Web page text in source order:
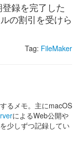
録を完了した
の割引を受けら
Tag: FileMaker
るメモ。主にmacOS
によるWeb公開や
少しずつ記録してい